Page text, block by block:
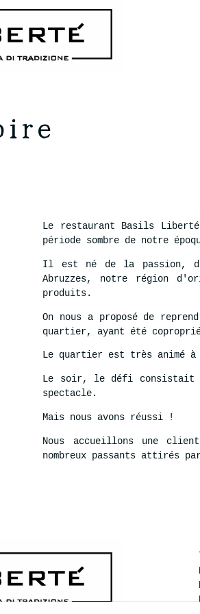
Le restaurant Basils
période sombre de notre
Il est né de la passion,
Abruzzes, notre région
produits.
On nous a proposé de
quartier, ayant été
Le quartier est très animé à
Le soir, le défi consistait
spectacle.
Mais nous avons réussi !
Nous accueillons une
nombreux passants attirés